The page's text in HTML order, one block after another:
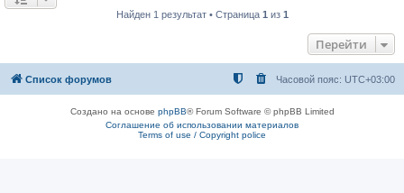
Найден 1 результат • Страница 1 из 1
Перейти
Список форумов Часовой пояс: UTC+03:00
Создано на основе phpBB® Forum Software © phpBB Limited
Соглашение об использовании материалов
Terms of use / Copyright police